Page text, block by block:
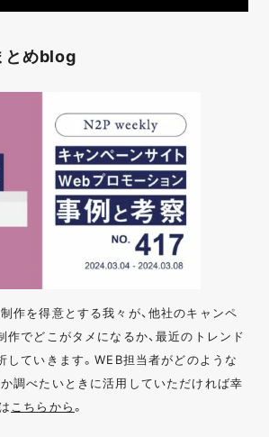
とめblog
作を得意とする我々が、他社のキャンペ
作でどこがタメになるか、最近のトレンド
していきます。WEB担当者がどのような
調べたいときに活用していただければ幸
こちらから。